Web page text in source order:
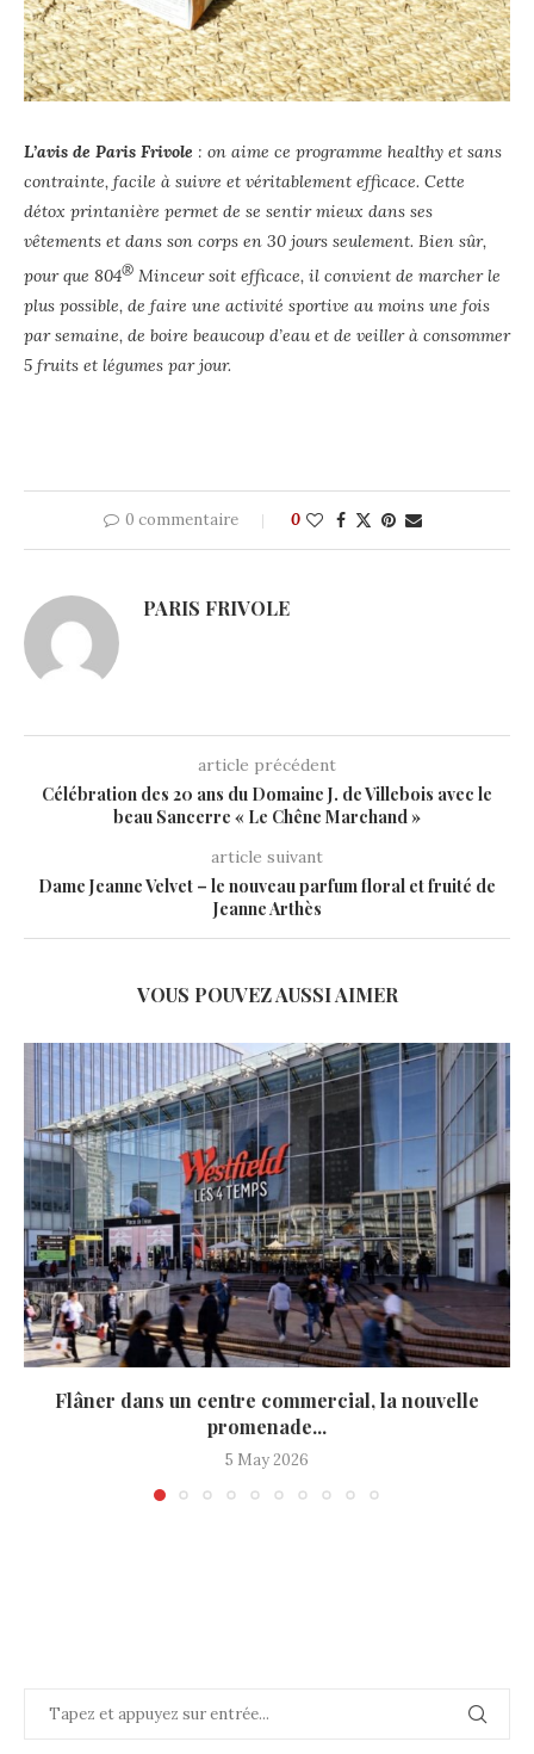
L’avis de Paris Frivole : on aime ce programme healthy et sans
contrainte, facile à suivre et véritablement efficace. Cette
détox printanière permet de se sentir mieux dans ses
vêtements et dans son corps en 30 jours seulement. Bien sûr,
pour que 804® Minceur soit efficace, il convient de marcher le
plus possible, de faire une activité sportive au moins une fois
par semaine, de boire beaucoup d’eau et de veiller à consommer
5 fruits et légumes par jour.
0 commentaire 0
PARIS FRIVOLE
article précédent
Célébration des 20 ans du Domaine J. de Villebois avec le
beau Sancerre « Le Chêne Marchand »
article suivant
Dame Jeanne Velvet – le nouveau parfum floral et fruité de
Jeanne Arthès
VOUS POUVEZ AUSSI AIMER
Flâner dans un centre commercial, la nouvelle
promenade...
5 May 2026